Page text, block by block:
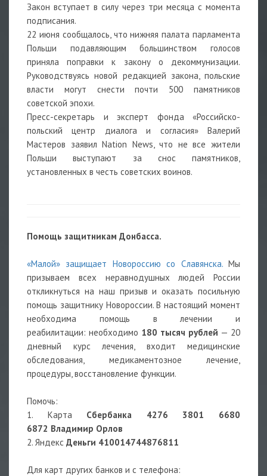
Закон вступает в силу через три месяца с момента
подписания.
22 июня сообщалось, что нижняя палата парламента
Польши подавляющим большинством голосов
приняла поправки к закону о декоммунизации.
Руководствуясь новой редакцией закона, польские
власти могут снести почти 500 памятников
советской эпохи.
Пресс-секретарь и эксперт фонда «Российско-
польский центр диалога и согласия» Валерий
Мастеров заявил Nation News, что не все жители
Польши выступают за снос памятников,
установленных в честь советских воинов.
Помощь защитникам Донбасса.
«Малой» защищает Новороссию со Славянска.Мы
призываем всех неравнодушных людей России
откликнуться на наш призыв и оказать посильную
помощь защитнику Новороссии. В настоящий момент
необходима помощь в лечении и
реабилитации: необходимо 180 тысяч рублей — 20
дневный курс лечения, входит медицинские
обследования, медикаментозное лечение,
процедуры, восстановление функции.
Помочь:
1. Карта Сбербанка 4276 3801 6680
6872 Владимир Орлов
2. Яндекс Деньги 410014744876811
Для карт других банков и с телефона: